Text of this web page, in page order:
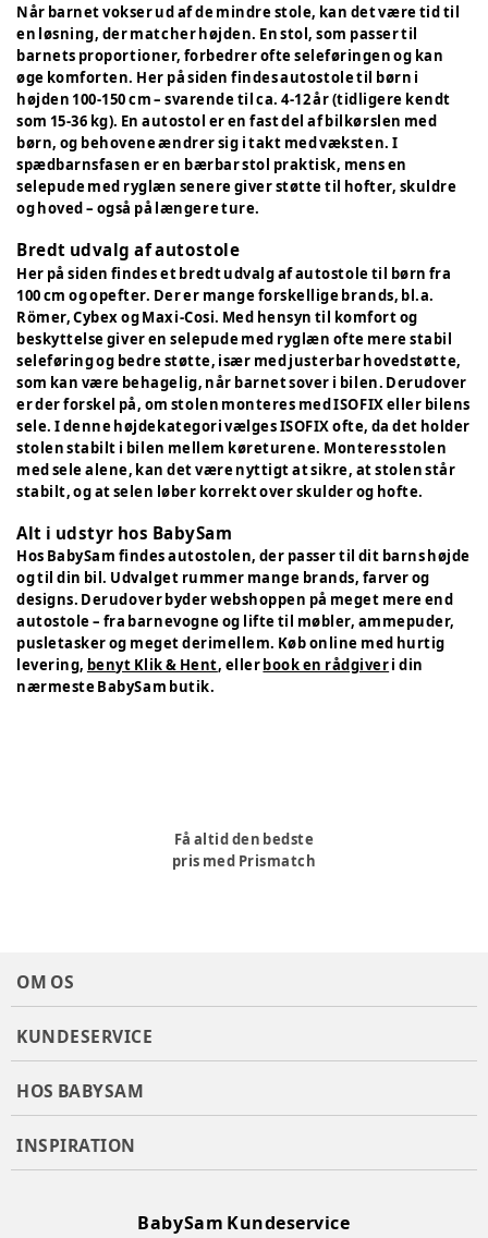
Når barnet vokser ud af de mindre stole, kan det være tid til
en løsning, der matcher højden. En stol, som passer til
barnets proportioner, forbedrer ofte seleføringen og kan
øge komforten. Her på siden findes autostole til børn i
højden 100-150 cm – svarende til ca. 4-12 år (tidligere kendt
som 15-36 kg). En autostol er en fast del af bilkørslen med
børn, og behovene ændrer sig i takt med væksten. I
spædbarnsfasen er en bærbar stol praktisk, mens en
selepude med ryglæn senere giver støtte til hofter, skuldre
og hoved – også på længere ture.
Bredt udvalg af autostole
Her på siden findes et bredt udvalg af autostole til børn fra
100 cm og opefter. Der er mange forskellige brands, bl.a.
Römer, Cybex og Maxi-Cosi. Med hensyn til komfort og
beskyttelse giver en selepude med ryglæn ofte mere stabil
seleføring og bedre støtte, især med justerbar hovedstøtte,
som kan være behagelig, når barnet sover i bilen. Derudover
er der forskel på, om stolen monteres med ISOFIX eller bilens
sele. I denne højdekategori vælges ISOFIX ofte, da det holder
stolen stabilt i bilen mellem køreturene. Monteres stolen
med sele alene, kan det være nyttigt at sikre, at stolen står
stabilt, og at selen løber korrekt over skulder og hofte.
Alt i udstyr hos BabySam
Hos BabySam findes autostolen, der passer til dit barns højde
og til din bil. Udvalget rummer mange brands, farver og
designs. Derudover byder webshoppen på meget mere end
autostole – fra barnevogne og lifte til møbler, ammepuder,
pusletasker og meget derimellem. Køb online med hurtig
levering, benyt Klik & Hent, eller book en rådgiveri din
nærmeste BabySam butik.
Få altid den bedste
pris med Prismatch
OM OS
KUNDESERVICE
HOS BABYSAM
INSPIRATION
BabySam Kundeservice